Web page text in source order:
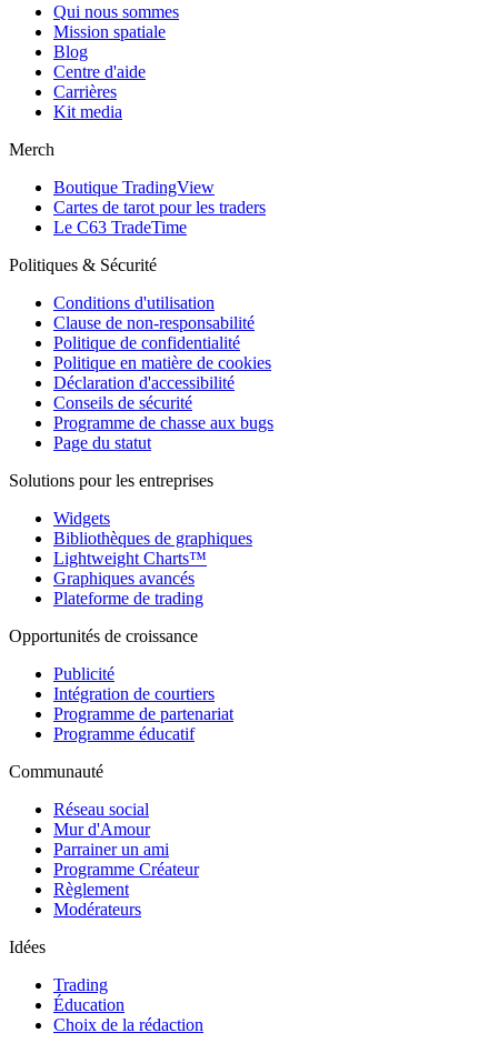
Qui nous sommes
Mission spatiale
Blog
Centre d'aide
Carrières
Kit media
Merch
Boutique TradingView
Cartes de tarot pour les traders
Le C63 TradeTime
Politiques & Sécurité
Conditions d'utilisation
Clause de non-responsabilité
Politique de confidentialité
Politique en matière de cookies
Déclaration d'accessibilité
Conseils de sécurité
Programme de chasse aux bugs
Page du statut
Solutions pour les entreprises
Widgets
Bibliothèques de graphiques
Lightweight Charts™
Graphiques avancés
Plateforme de trading
Opportunités de croissance
Publicité
Intégration de courtiers
Programme de partenariat
Programme éducatif
Communauté
Réseau social
Mur d'Amour
Parrainer un ami
Programme Créateur
Règlement
Modérateurs
Idées
Trading
Éducation
Choix de la rédaction